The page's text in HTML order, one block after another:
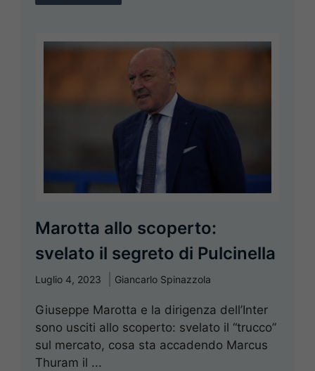
Marotta allo scoperto:
svelato il segreto di Pulcinella
Luglio 4, 2023 Giancarlo Spinazzola
Giuseppe Marotta e la dirigenza dell’Inter
sono usciti allo scoperto: svelato il “trucco”
sul mercato, cosa sta accadendo Marcus
Thuram il ...